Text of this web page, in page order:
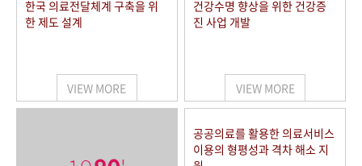
한국 의료전달체계 구축을 위
한 제도 설계
VIEW MORE
건강수명 향상을 위한 건강증
진 사업 개발
VIEW MORE
공공의료를 활용한 의료서비스
이용의 형평성과 격차 해소 지